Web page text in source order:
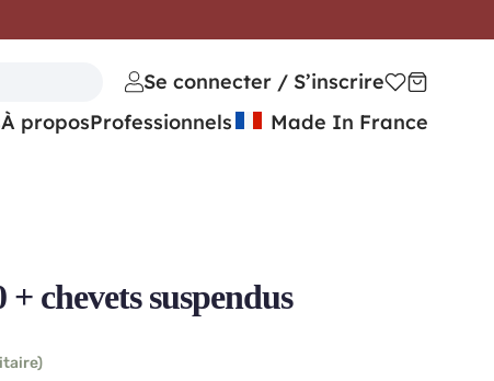
chevets suspendus
Se connecter / S’inscrire
À proposProfessionnels Made In France